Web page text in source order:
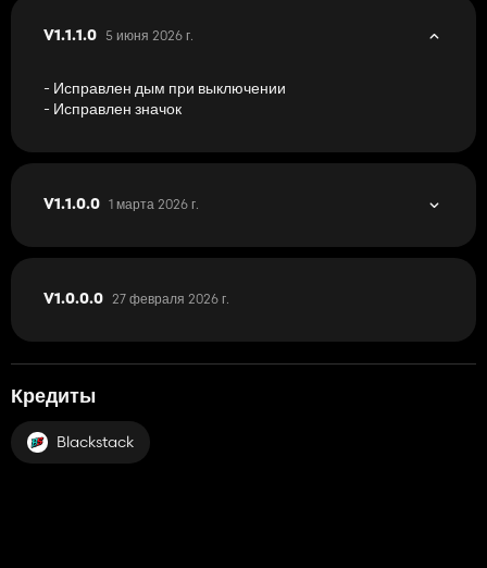
V1.1.1.0 5 июня 2026 г.
- Исправлен дым при выключении
- Исправлен значок
V1.1.0.0 1 марта 2026 г.
V1.0.0.0 27 февраля 2026 г.
Кредиты
Blackstack